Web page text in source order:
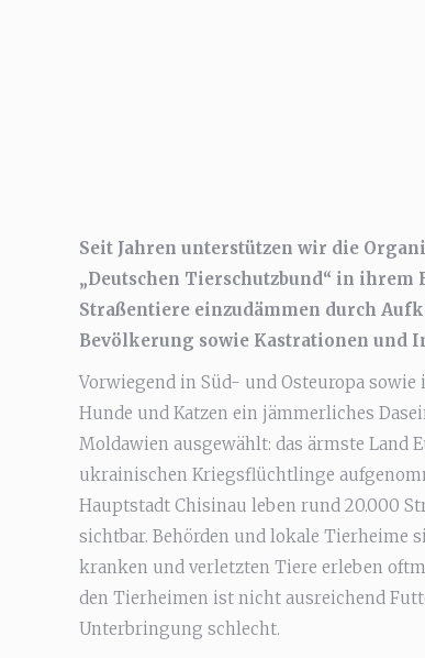
Seit Jahren unterstützen wir die
„Deutschen Tierschutzbund“ in ihrem
Straßentiere einzudämmen durch
Bevölkerung sowie Kastrationen und
Vorwiegend in Süd- und Osteuropa
Hunde und Katzen ein jämmerliches
Moldawien ausgewählt: das ärmste Land
ukrainischen Kriegsflüchtlinge
Hauptstadt Chisinau leben rund 20.000
sichtbar. Behörden und lokale Tierheime
kranken und verletzten Tiere erleben
den Tierheimen ist nicht ausreichend
Unterbringung schlecht.